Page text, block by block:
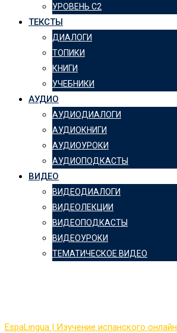
УРОВЕНЬ C2
ТЕКСТЫ
ДИАЛОГИ
ТОПИКИ
КНИГИ
УЧЕБНИКИ
АУДИО
АУДИОДИАЛОГИ
АУДИОКНИГИ
АУДИОУРОКИ
АУДИОПОДКАСТЫ
ВИДЕО
ВИДЕОДИАЛОГИ
ВИДЕОЛЕКЦИИ
ВИДЕОПОДКАСТЫ
ВИДЕОУРОКИ
ТЕМАТИЧЕСКОЕ ВИДЕО
EspaLingua | Изучение испанского онлайн